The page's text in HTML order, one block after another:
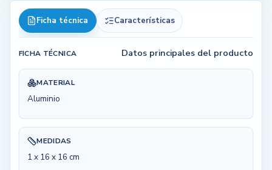
Ficha técnica Características
FICHA TÉCNICA Datos principales del producto
MATERIAL
Aluminio
MEDIDAS
1 x 16 x 16 cm